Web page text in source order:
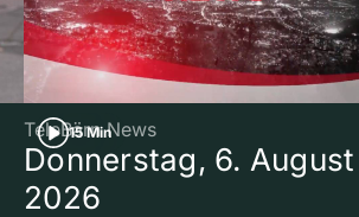
15 Min
TeleBärn News
Donnerstag, 6. August
2026